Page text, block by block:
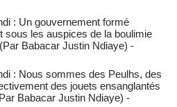
: Un gouvernement formé
sous les auspices de la boulimie
Babacar Justin Ndiaye) -
: Nous sommes des Peulhs, des
des jouets ensanglantés
Babacar Justin Ndiaye) -